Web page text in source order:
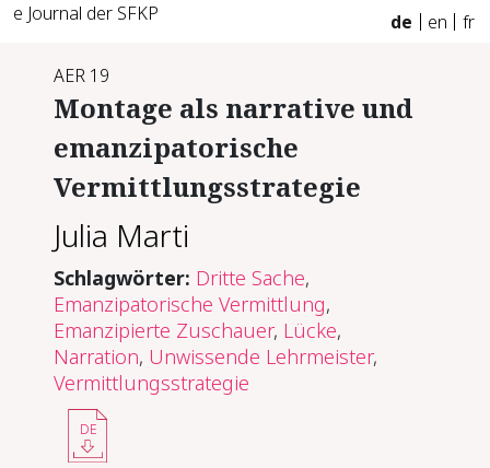
e Journal der SFKP de en fr
AER 19
Montage als narrative und
emanzipatorische
Vermittlungsstrategie
Julia Marti
Schlagwörter: Dritte Sache,
Emanzipatorische Vermittlung,
Emanzipierte Zuschauer, Lücke,
Narration, Unwissende Lehrmeister,
Vermittlungsstrategie
DE